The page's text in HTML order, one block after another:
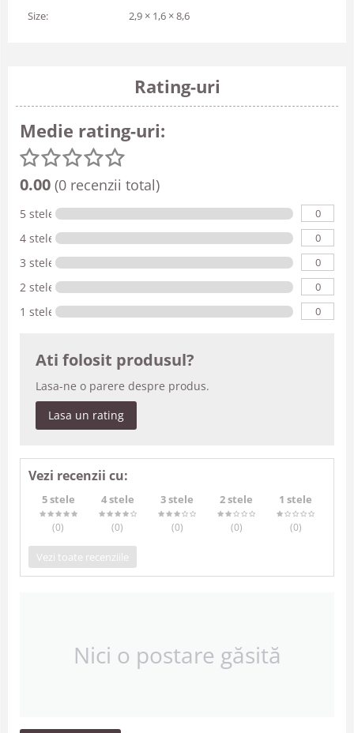
Size: 2,9 × 1,6 × 8,6
Rating-uri
Medie rating-uri:
0.00 (0 recenzii total)
5 stele 0
4 stele 0
3 stele 0
2 stele 0
1 stele 0
Ati folosit produsul?
Lasa-ne o parere despre produs.
Lasa un rating
Vezi recenzii cu:
5 stele
(0)
4 stele
(0)
3 stele
(0)
2 stele
(0)
1 stele
(0)
Vezi toate recenziile
Nici o postare găsită